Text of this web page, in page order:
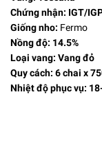
Chứng nhận: IGT/
Giống nho: Fermo
Nồng độ: 14.5%
Loại vang: Vang đỏ
Quy cách: 6 chai x
Nhiệt độ phục vụ: